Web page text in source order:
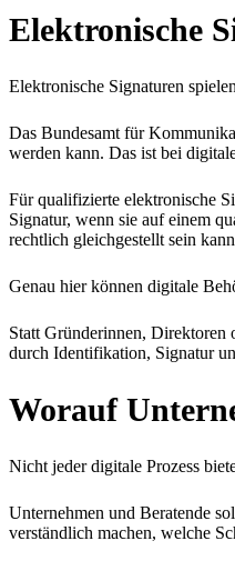
Elektronische
Elektronische Signaturen
Das Bundesamt für
werden kann. Das ist bei
Für qualifizierte elektronische
Signatur, wenn sie auf einem
rechtlich gleichgestellt sein
Genau hier können digitale
Statt Gründerinnen, Direktoren
durch Identifikation, Signatur
Worauf
Nicht jeder digitale Prozess
Unternehmen und Beratende
verständlich machen, welche